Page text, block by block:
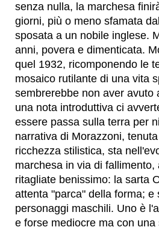
senza nulla, la marchesa
giorni, più o meno sfamata
sposata a un nobile inglese.
anni, povera e dimenticata.
quel 1932, ricomponendo le
mosaico rutilante di una vita
sembrerebbe non aver avuto
una nota introduttiva ci
essere passa sulla terra per
narrativa di Morazzoni,
ricchezza stilistica, sta
marchesa in via di fallimento,
ritagliate benissimo: la sarta
attenta "parca" della forma; e
personaggi maschili. Uno è
e forse mediocre ma con